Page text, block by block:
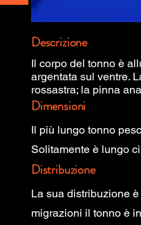
Descrizione
Il corpo del tonno è
argentata sul ventre.
rossastra; la pinna
Dimensioni
Il più lungo tonno
Solitamente è lungo
Distribuzione
La sua distribuzione
migrazioni il tonno è